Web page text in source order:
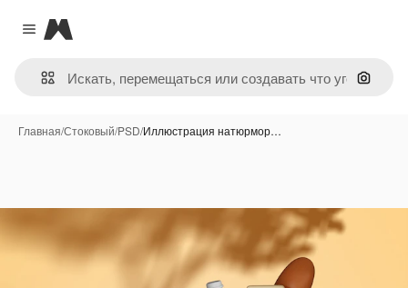
Close menu
Magnific
Поиск
Главная/Стоковый/PSD/Иллюстрация натюрмор…